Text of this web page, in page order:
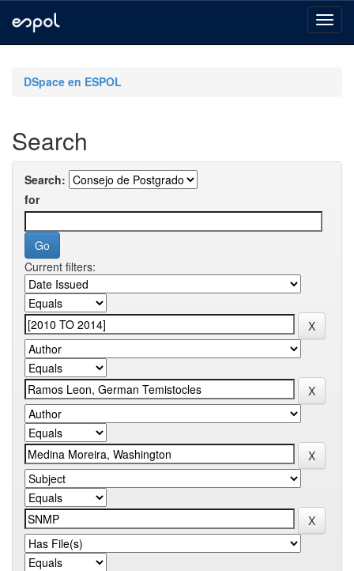
navigationDSpace en ESPOL
Search
Search:
for
Current filters: